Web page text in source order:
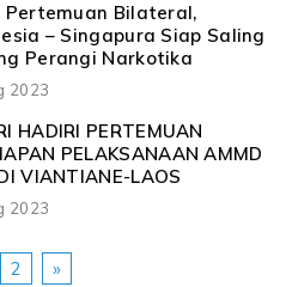
Pertemuan Bilateral,
– Singapura Siap Saling
Perangi Narkotika
2023
HADIRI PERTEMUAN
PELAKSANAAN AMMD
VIANTIANE-LAOS
2023
2 »